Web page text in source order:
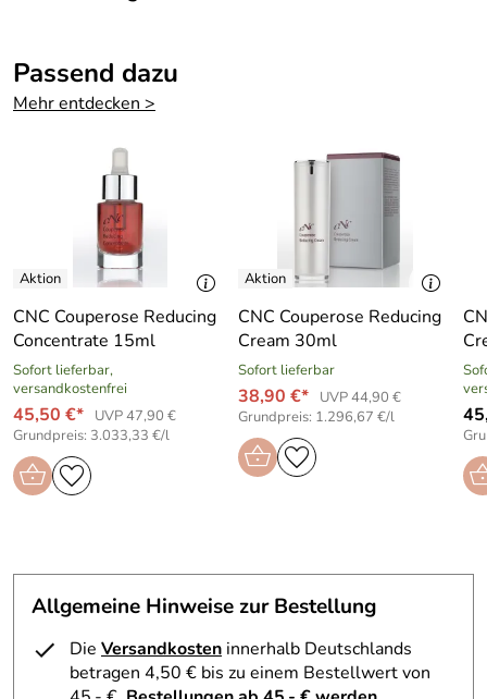
Original Wet & Dry Profischminke – das bewährte
Teint. Ideal bei Hautirritationen wie Couperose, Rötungen,
Unreinheiten oder Pigmentstörungen. Die Formulierung
wirkt antiseptisch und kann gezielt bei unreiner Haut
eingesetzt werden. Dermatologisch und mikrobiologisch
getestet, ist sie auch für empfindliche Haut geeignet.
Vielseitige Anwendung – nass oder trocken
Mit dem
beiliegenden Schwamm oder einem Pinsel lässt sich die
IKOS Original Wet & Dry Profischminke wahlweise trocken
für eine natürlich-matte Abdeckung oder leicht
angefeuchtet für höhere Deckkraft auftragen. So werden
Pickel, Narben und Pigmentstörungen nahezu unsichtbar
kaschiert – für ein ebenes, langanhaltendes Finish.
Professionelle Deckkraft mit variabler Intensität (Wet &
Dry)
Verträglich: dermatologisch und mikrobiologisch
getestet
Für empfindliche Haut geeignet
Gleichmäßiges, natürliches Ergebnis ohne
Maskeneffekt
Passend dazu
Mehr entdecken >
CNC Couperose Reducing
Concentrate 15ml
Sofort lieferbar,
versandkostenfrei
45,50 €*
UVP 47,90 €
Grundpreis: 3.033,33 €/l
CNC Couperose Reducing
Cream 30ml
Sofort lieferbar
38,90 €*
UVP 44,90 €
Grundpreis: 1.296,67 €/l
Allgemeine Hinweise zur Bestellung
Die Versandkosten innerhalb Deutschlands
betragen 4,50 € bis zu einem Bestellwert von